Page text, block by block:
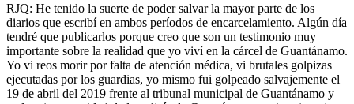
RJQ: He tenido la suerte de poder salvar la mayor parte de los
diarios que escribí en ambos períodos de encarcelamiento. Algún día
tendré que publicarlos porque creo que son un testimonio muy
importante sobre la realidad que yo viví en la cárcel de Guantánamo.
Yo vi reos morir por falta de atención médica, vi brutales golpizas
ejecutadas por los guardias, yo mismo fui golpeado salvajemente el
19 de abril del 2019 frente al tribunal municipal de Guantánamo y